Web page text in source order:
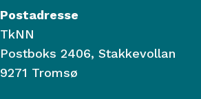
Postadresse
TkNN
Postboks 2406, Stakkevollan
9271 Tromsø